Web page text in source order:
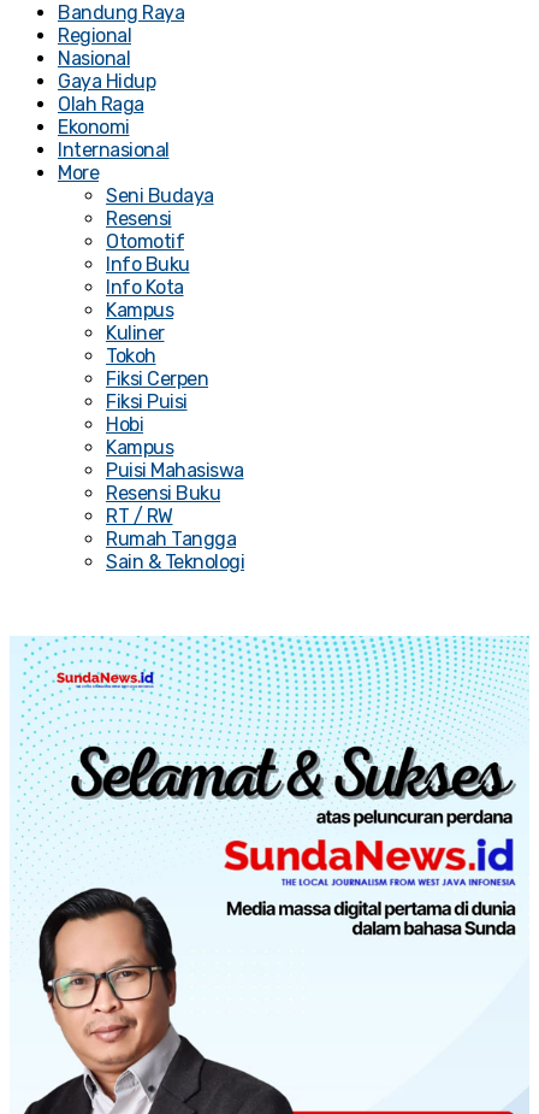
Bandung Raya
Regional
Nasional
Gaya Hidup
Olah Raga
Ekonomi
Internasional
More
Seni Budaya
Resensi
Otomotif
Info Buku
Info Kota
Kampus
Kuliner
Tokoh
Fiksi Cerpen
Fiksi Puisi
Hobi
Kampus
Puisi Mahasiswa
Resensi Buku
RT / RW
Rumah Tangga
Sain & Teknologi